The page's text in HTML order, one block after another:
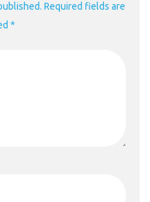
Required fields are
*